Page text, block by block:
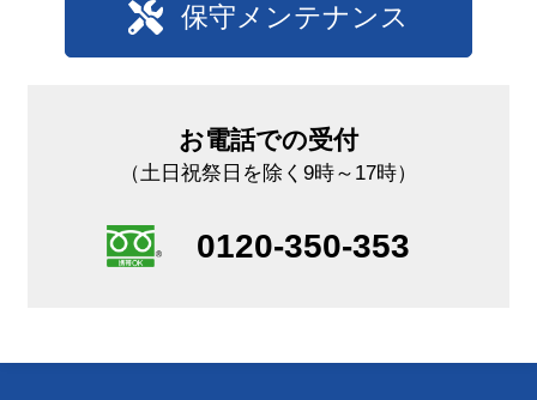
保守メンテナンス
お電話での受付
（土日祝祭日を除く9時～17時）
0120-350-353